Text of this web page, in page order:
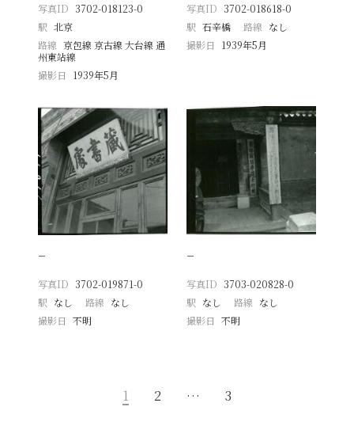
写真ID 3702-018123-0
駅 北京
路線 京包線 京古線 大台線 通
州東站線
撮影日
1939年5月
写真ID 3702-018618-0
駅 石辛橋 路線 なし
撮影日
1939年5月
−
写真ID 3702-019871-0
駅 なし 路線 なし
撮影日
不明
−
写真ID 3703-020828-0
駅 なし 路線 なし
撮影日 不明
1 2 … 3